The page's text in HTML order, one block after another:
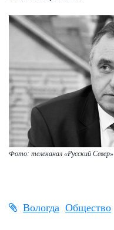
Фото: телеканал «Русский Север»
Вологда Общество